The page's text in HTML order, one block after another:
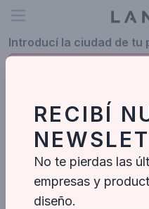
Open menu
Introducí la ciudad de tu
Profesionales en La Rioja
La Rioja
Umbral
Arquitectos
RECIBÍ
No te pierdas las
empresas y
diseño.